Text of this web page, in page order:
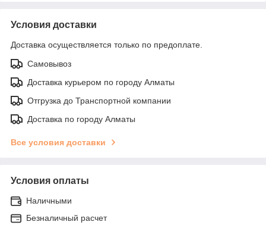
Условия доставки
Доставка осуществляется только по предоплате.
Самовывоз
Доставка курьером по городу Алматы
Отгрузка до Транспортной компании
Доставка по городу Алматы
Все условия доставки
Условия оплаты
Наличными
Безналичный расчет